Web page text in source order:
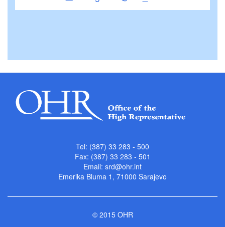
Tel: (387) 33 283 - 500
Fax: (387) 33 283 - 501
Email: srd@ohr.int
Emerika Bluma 1, 71000 Sarajevo
© 2015 OHR